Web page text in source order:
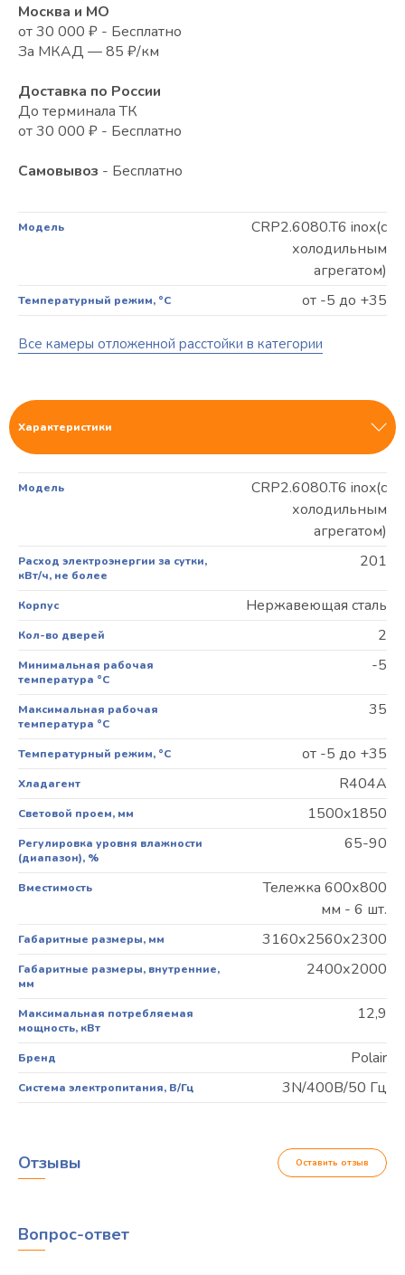
Модель
CRP2.6080.T6 inox(с
холодильным
агрегатом)
Температурный режим, °C от -5 до +35
Все камеры отложенной расстойки в категории
Москва и МО
от 30 000 ₽ - Бесплатно
За МКАД — 85 ₽/км
Доставка по России
До терминала ТК
от 30 000 ₽ - Бесплатно
Самовывоз - Бесплатно
Характеристики
Модель
CRP2.6080.T6 inox(с
холодильным
агрегатом)
Расход электроэнергии за сутки,
кВт/ч, не более
201
Корпус Нержавеющая сталь
Кол-во дверей 2
Минимальная рабочая
температура °С
-5
Максимальная рабочая
температура °С
35
Температурный режим, °C от -5 до +35
Хладагент R404A
Световой проем, мм 1500x1850
Регулировка уровня влажности
(диапазон), %
65-90
Вместимость
Тележка 600х800
мм - 6 шт.
Габаритные размеры, мм 3160х2560х2300
Габаритные размеры, внутренние,
мм
2400х2000
Максимальная потребляемая
мощность, кВт
12,9
Бренд Polair
Система электропитания, В/Гц 3N/400В/50 Гц
Отзывы Оставить отзыв
Вопрос-ответ